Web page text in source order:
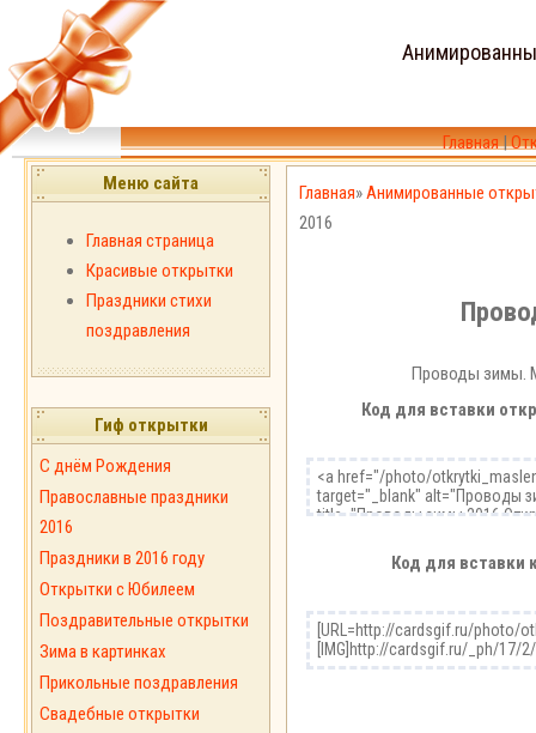
Главная|
Меню сайта
Главная страница
Красивые открытки
Праздники стихи
поздравления
Гиф открытки
С днём Рождения
Православные праздники
2016
Праздники в 2016 году
Открытки с Юбилеем
Поздравительные открытки
Зима в картинках
Прикольные поздравления
Свадебные открытки
Главная»Анимированные
2016
Проводы зимы.
Код для вставки
Код для вставки